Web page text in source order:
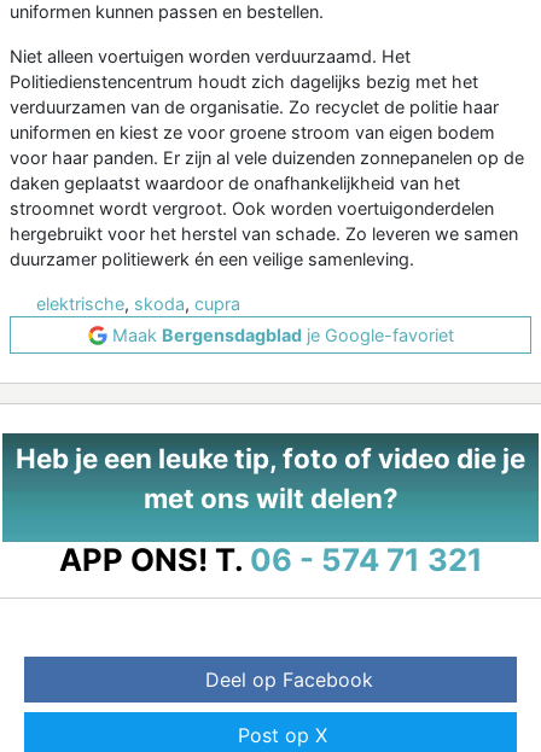
uniformen kunnen passen en bestellen.
Niet alleen voertuigen worden verduurzaamd. Het
Politiedienstencentrum houdt zich dagelijks bezig met het
verduurzamen van de organisatie. Zo recyclet de politie haar
uniformen en kiest ze voor groene stroom van eigen bodem
voor haar panden. Er zijn al vele duizenden zonnepanelen op de
daken geplaatst waardoor de onafhankelijkheid van het
stroomnet wordt vergroot. Ook worden voertuigonderdelen
hergebruikt voor het herstel van schade. Zo leveren we samen
duurzamer politiewerk én een veilige samenleving.
elektrische, skoda, cupra
Maak Bergensdagbladje Google-favoriet
Heb je een leuke tip, foto of video die je
met ons wilt delen?
APP ONS! T. 06 - 574 71 321
Deel op Facebook
Post op X